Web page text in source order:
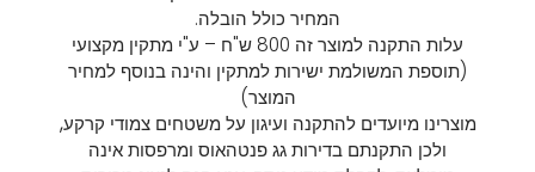
המחיר כולל הובלה.
עלות התקנה למוצר זה 800 ש"ח – ע"י מתקין מקצועי
(תוספת המשולמת ישירות למתקין והינה בנוסף למחיר
המוצר)
מוצרינו מיועדים להתקנה ועיגון על משטחים צמודי קרקע,
ולכן התקנתם בדירות גג פנטהאוס ומרפסות אינה